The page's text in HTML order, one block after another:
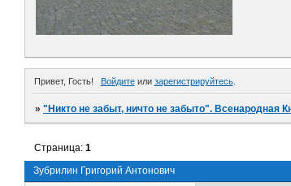
Привет, Гость! Войдитеили зарегистрируйтесь.
»"Никто не забыт, ничто не забыто". Всенародная
Зубрилин Григорий Антонович
Страница:1